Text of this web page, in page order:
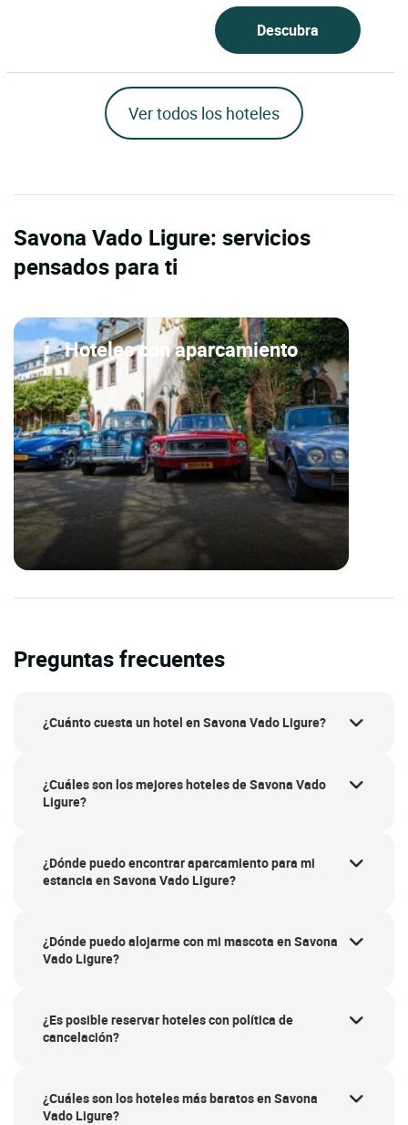
Descubra
Ver todos los hoteles
Savona Vado Ligure: servicios
pensados para ti
Hoteles con aparcamiento
Preguntas frecuentes
¿Cuánto cuesta un hotel en Savona Vado Ligure?
¿Cuáles son los mejores hoteles de Savona Vado
Ligure?
¿Dónde puedo encontrar aparcamiento para mi
estancia en Savona Vado Ligure?
¿Dónde puedo alojarme con mi mascota en Savona
Vado Ligure?
¿Es posible reservar hoteles con política de
cancelación?
¿Cuáles son los hoteles más baratos en Savona
Vado Ligure?